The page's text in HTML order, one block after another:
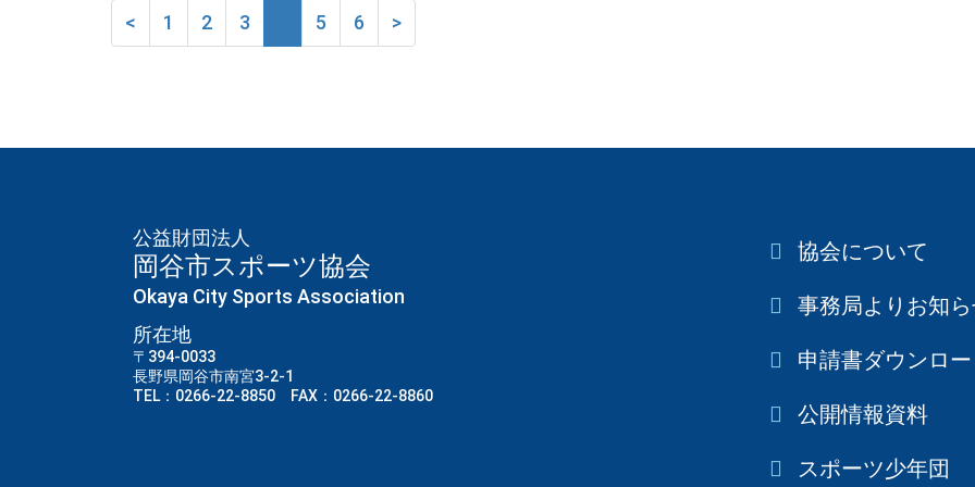
< 1 2 3 5 6 >
公益財団法人
岡谷市スポーツ協会
Okaya City Sports Association
所在地
〒394-0033
長野県岡谷市南宮3-2-1
TEL：0266-22-8850 FAX：0266-22-8860
協会について
事務局よりお知
申請書ダウンロ
公開情報資料
スポーツ少年団